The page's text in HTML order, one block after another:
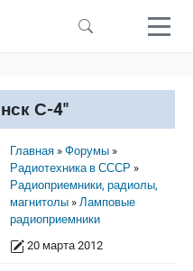
С-4"
Строка навигации
Главная
Форумы
Радиотехника в СССР
Радиоприемники, радиолы,
магнитолы
Ламповые
радиоприемники
20 марта 2012